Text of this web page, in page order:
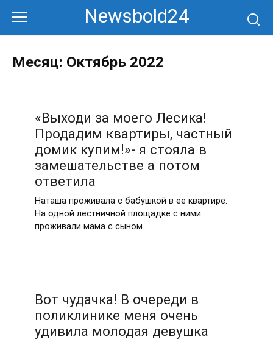
контенту
Newsbold24
Месяц: Октябрь 2022
«Выходи за моего Лесика!
Продадим квартиры, частный
домик купим!»- я стояла в
замешательстве а потом
ответила
Наташа проживала с бабушкой в ее квартире.
На одной лестничной площадке с ними
проживали мама с сыном.
Вот чудачка! В очереди в
поликлинике меня очень
удивила молодая девушка